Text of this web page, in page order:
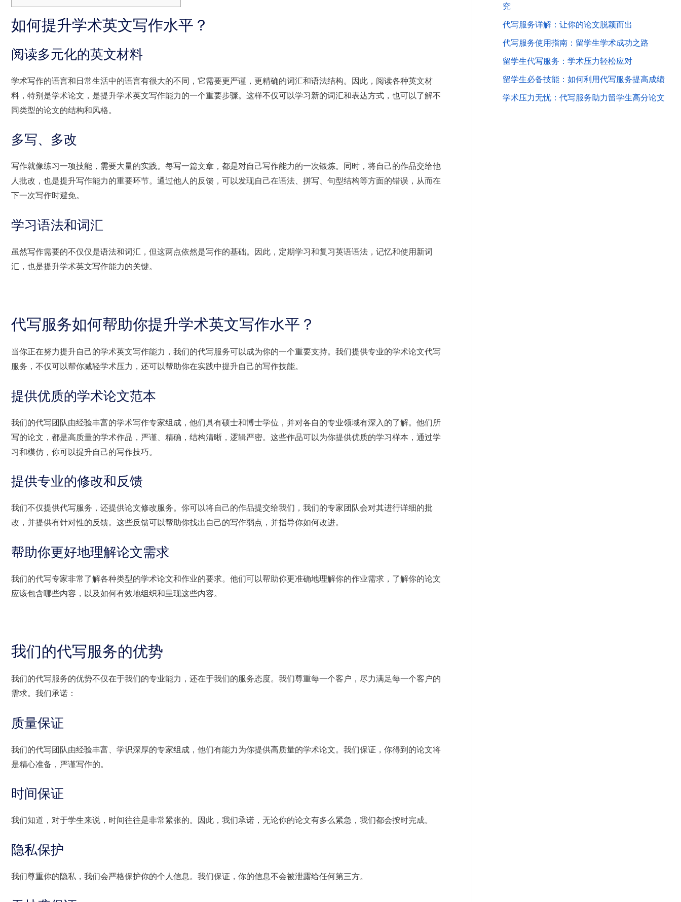
如何提升学术英文写作水平？
阅读多元化的英文材料
学术写作的语言和日常生活中的语言有很大的不同，它需要更严谨，更精确的词汇和语法结构。因此，阅读各种英文材
料，特别是学术论文，是提升学术英文写作能力的一个重要步骤。这样不仅可以学习新的词汇和表达方式，也可以了解不
同类型的论文的结构和风格。
多写、多改
写作就像练习一项技能，需要大量的实践。每写一篇文章，都是对自己写作能力的一次锻炼。同时，将自己的作品交给他
人批改，也是提升写作能力的重要环节。通过他人的反馈，可以发现自己在语法、拼写、句型结构等方面的错误，从而在
下一次写作时避免。
学习语法和词汇
虽然写作需要的不仅仅是语法和词汇，但这两点依然是写作的基础。因此，定期学习和复习英语语法，记忆和使用新词
汇，也是提升学术英文写作能力的关键。
代写服务如何帮助你提升学术英文写作水平？
当你正在努力提升自己的学术英文写作能力，我们的代写服务可以成为你的一个重要支持。我们提供专业的学术论文代写
服务，不仅可以帮你减轻学术压力，还可以帮助你在实践中提升自己的写作技能。
提供优质的学术论文范本
我们的代写团队由经验丰富的学术写作专家组成，他们具有硕士和博士学位，并对各自的专业领域有深入的了解。他们所
写的论文，都是高质量的学术作品，严谨、精确，结构清晰，逻辑严密。这些作品可以为你提供优质的学习样本，通过学
习和模仿，你可以提升自己的写作技巧。
提供专业的修改和反馈
我们不仅提供代写服务，还提供论文修改服务。你可以将自己的作品提交给我们，我们的专家团队会对其进行详细的批
改，并提供有针对性的反馈。这些反馈可以帮助你找出自己的写作弱点，并指导你如何改进。
帮助你更好地理解论文需求
我们的代写专家非常了解各种类型的学术论文和作业的要求。他们可以帮助你更准确地理解你的作业需求，了解你的论文
应该包含哪些内容，以及如何有效地组织和呈现这些内容。
我们的代写服务的优势
我们的代写服务的优势不仅在于我们的专业能力，还在于我们的服务态度。我们尊重每一个客户，尽力满足每一个客户的
需求。我们承诺：
质量保证
我们的代写团队由经验丰富、学识深厚的专家组成，他们有能力为你提供高质量的学术论文。我们保证，你得到的论文将
是精心准备，严谨写作的。
时间保证
我们知道，对于学生来说，时间往往是非常紧张的。因此，我们承诺，无论你的论文有多么紧急，我们都会按时完成。
隐私保护
我们尊重你的隐私，我们会严格保护你的个人信息。我们保证，你的信息不会被泄露给任何第三方。
究
代写服务详解：让你的论文脱颖而出
代写服务使用指南：留学生学术成功之路
留学生代写服务：学术压力轻松应对
留学生必备技能：如何利用代写服务提高成绩
学术压力无忧：代写服务助力留学生高分论文